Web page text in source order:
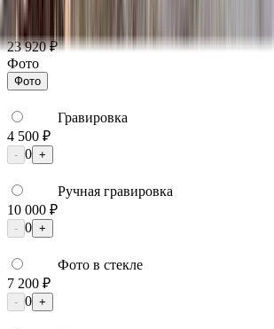
23 920 ₽
Фото
Фото
Гравировка
4 500 ₽
- 0 +
Ручная гравировка
10 000 ₽
- 0 +
Фото в стекле
7 200 ₽
- 0 +